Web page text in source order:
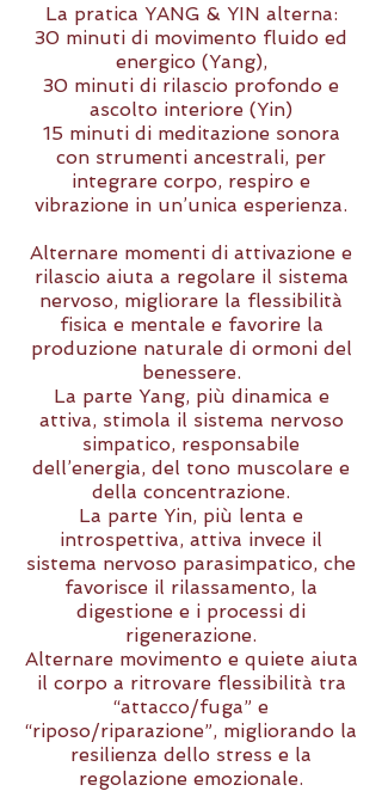
La pratica YANG & YIN alterna:
30 minuti di movimento fluido ed
energico (Yang),
30 minuti di rilascio profondo e
ascolto interiore (Yin)
15 minuti di meditazione sonora
con strumenti ancestrali, per
integrare corpo, respiro e
vibrazione in un’unica esperienza.
Alternare momenti di attivazione e
rilascio aiuta a regolare il sistema
nervoso, migliorare la flessibilità
fisica e mentale e favorire la
produzione naturale di ormoni del
benessere.
La parte Yang, più dinamica e
attiva, stimola il sistema nervoso
simpatico, responsabile
dell’energia, del tono muscolare e
della concentrazione.
La parte Yin, più lenta e
introspettiva, attiva invece il
sistema nervoso parasimpatico, che
favorisce il rilassamento, la
digestione e i processi di
rigenerazione.
Alternare movimento e quiete aiuta
il corpo a ritrovare flessibilità tra
“attacco/fuga” e
“riposo/riparazione”, migliorando la
resilienza dello stress e la
regolazione emozionale.